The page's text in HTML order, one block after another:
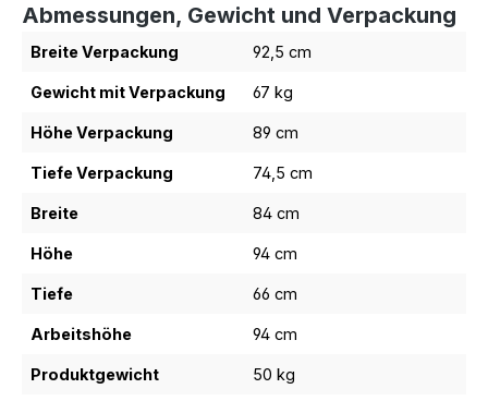
Abmessungen, Gewicht und Verpackung
Breite Verpackung 92,5 cm
Gewicht mit Verpackung 67 kg
Höhe Verpackung 89 cm
Tiefe Verpackung 74,5 cm
Breite 84 cm
Höhe 94 cm
Tiefe 66 cm
Arbeitshöhe 94 cm
Produktgewicht 50 kg